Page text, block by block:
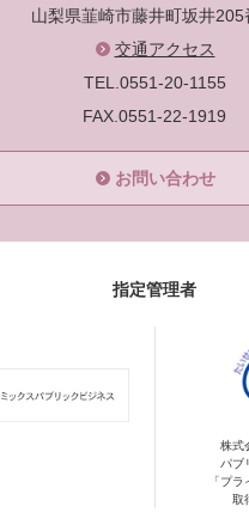
山梨県韮崎市藤井町坂井205
交通アクセス
TEL.0551-20-1155
FAX.0551-22-1919
お問い合わせ
指定管理者
株式
パブ
「プ
取